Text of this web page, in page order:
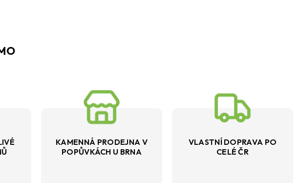
KAMENNÁ PRODEJNA V
POPŮVKÁCH U BRNA
VLASTNÍ DOPRAVA PO
CELÉ ČR